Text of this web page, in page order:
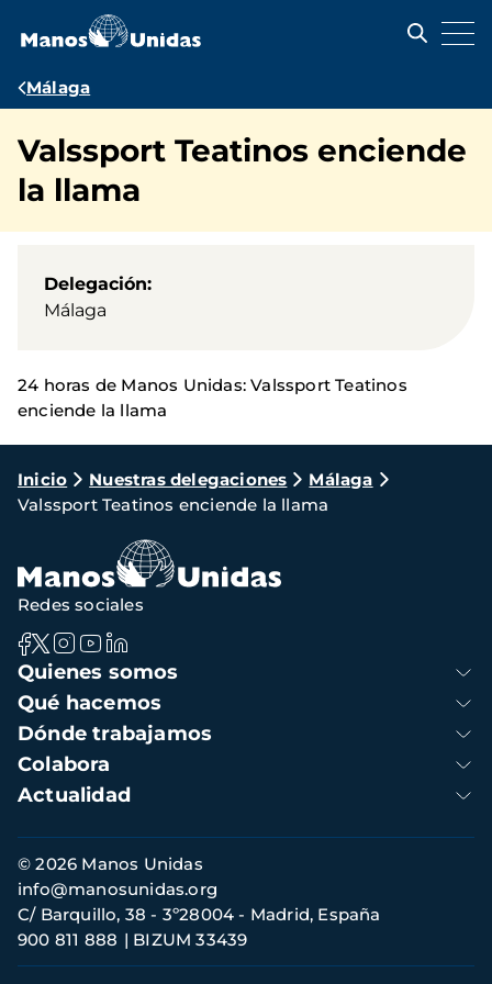
contenido
Ruta
navegación
Málaga
Valssport Teatinos enciende
la llama
Delegación
Málaga
24 horas de Manos Unidas: Valssport Teatinos
enciende la llama
Ruta
de
navegación
Inicio Nuestras delegaciones
Málaga
Valssport Teatinos enciende la llama
Navegación
principal
Quienes somos
Qué hacemos
Dónde trabajamos
Colabora
Actualidad
Redes sociales
Información
de
contacto
© 2026 Manos Unidas
C/ Barquillo, 38 - 3º28004 - Madrid, España
900 811 888
BIZUM 33439
info@manosunidas.org